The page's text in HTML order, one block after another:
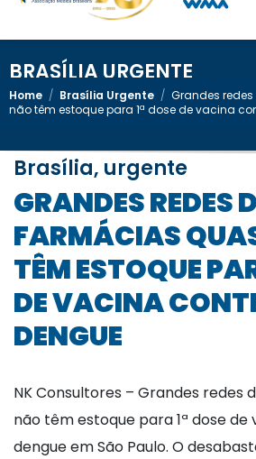
BRASÍLIA URGENTE
Home / Brasília Urgente / Grandes
não têm estoque para 1ª dose de vacina
Brasília, urgente
GRANDES REDES DE
FARMÁCIAS
TÊM ESTOQUE
DE VACINA
DENGUE
NK Consultores – Grandes redes
não têm estoque para 1ª dose
dengue em São Paulo. O